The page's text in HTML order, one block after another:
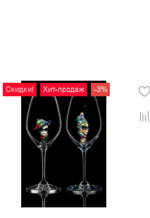
Скидки! Хит-продаж -3%